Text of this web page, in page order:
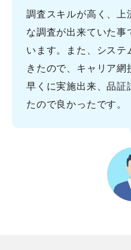
調査スキルが高く、上
な調査が出来ていた事
います。また、システ
きたので、キャリア網
早くに実施出来、品証
たので良かったです。